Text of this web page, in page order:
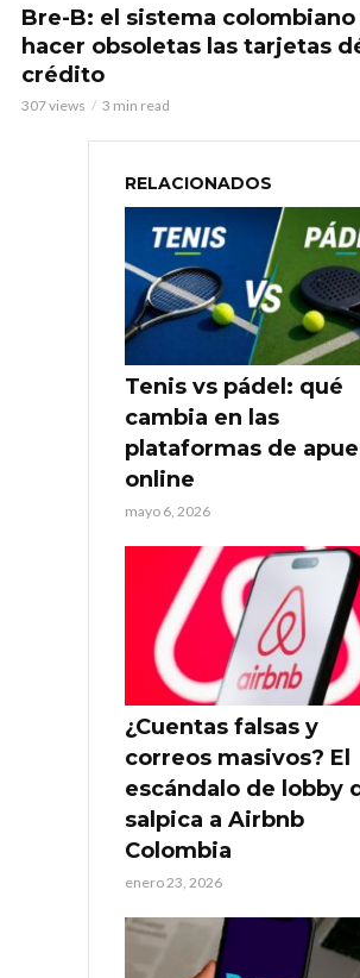
Bre-B: el sistema
hacer obsoletas las tarjetas
crédito
307 views 3 min read
RELACIONADOS
Tenis vs pádel: qué
cambia en las
plataformas de
online
mayo 6, 2026
¿Cuentas falsas y
correos masivos? El
escándalo de lobby
salpica a Airbnb
Colombia
enero 23, 2026